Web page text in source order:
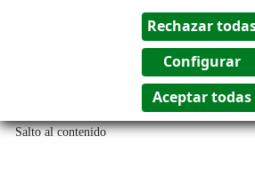
Salto al contenido